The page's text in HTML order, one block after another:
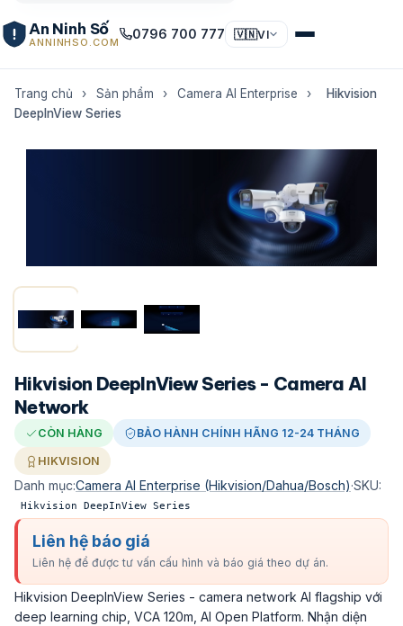
An Ninh Số
ANNINHSO.COM
0796 700 777 🇻🇳VI
Trang chủ › Sản phẩm › Camera AI Enterprise ›
Hikvision
DeepInView Series
Hikvision DeepInView Series - Camera AI
Network
CÒN HÀNG BẢO HÀNH CHÍNH HÃNG 12-24 THÁNG
HIKVISION
Danh mục:Camera AI Enterprise (Hikvision/Dahua/Bosch)·SKU:
Hikvision DeepInView Series
Liên hệ báo giá
Liên hệ để được tư vấn cấu hình và báo giá theo dự án.
Hikvision DeepInView Series - camera network AI flagship với
deep learning chip, VCA 120m, AI Open Platform. Nhận diện